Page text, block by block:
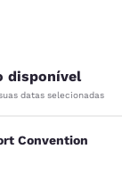
542 avaliações
disponível
datas selecionadas
Convention